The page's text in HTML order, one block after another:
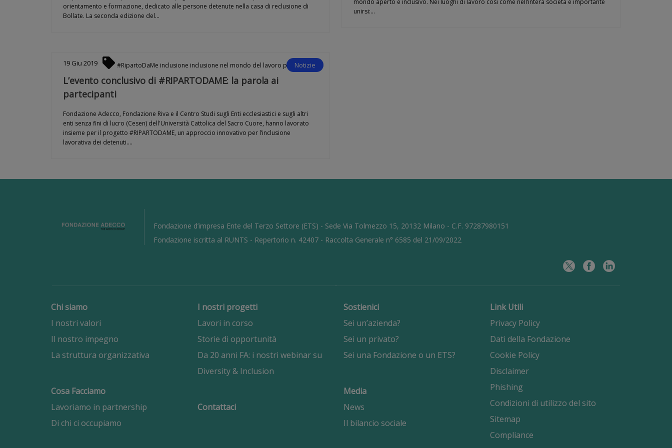
orientamento e formazione, dedicato alle persone detenute nella casa di reclusione di
Bollate. La seconda edizione del…
mondo aperto e inclusivo. Nei luoghi di lavoro così come nell’intera società è importante
unirsi:…
Notizie
19 Giu 2019 #RipartoDaMe inclusione inclusione nel mondo del lavoro progetto
L’evento conclusivo di #RIPARTODAME: la parola ai
partecipanti
Fondazione Adecco, Fondazione Riva e il Centro Studi sugli Enti ecclesiastici e sugli altri
enti senza fini di lucro (Cesen) dell'Università Cattolica del Sacro Cuore, hanno lavorato
insieme per il progetto #RIPARTODAME, un approccio innovativo per l’inclusione
lavorativa dei detenuti.…
Fondazione d’impresa Ente del Terzo Settore (ETS) - Sede Via Tolmezzo 15, 20132 Milano - C.F. 97287980151
Fondazione iscritta al RUNTS - Repertorio n. 42407 - Raccolta Generale n° 6585 del 21/09/2022
Chi siamo
I nostri valori
Il nostro impegno
La struttura organizzativa
Cosa Facciamo
Lavoriamo in partnership
Di chi ci occupiamo
I nostri progetti
Lavori in corso
Storie di opportunità
Da 20 anni FA: i nostri webinar su
Diversity & Inclusion
Contattaci
Sostienici
Sei un’azienda?
Sei un privato?
Sei una Fondazione o un ETS?
Media
News
Il bilancio sociale
Link Utili
Privacy Policy
Dati della Fondazione
Cookie Policy
Disclaimer
Phishing
Condizioni di utilizzo del sito
Sitemap
Compliance